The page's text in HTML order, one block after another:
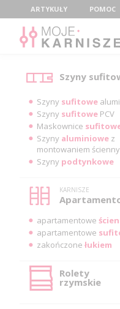
MenuARTYKUŁY POMOC
Szyny
Szyny sufitowe
Szyny sufitowe PCV
Maskownice
Szyny aluminiowe z
montowaniem
Szyny podtynkowe
KARNISZE
apartamentowe
apartamentowe
zakończone łukiem
Rolety
rzymskie